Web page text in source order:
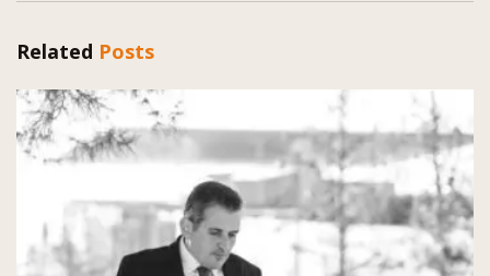
Related Posts